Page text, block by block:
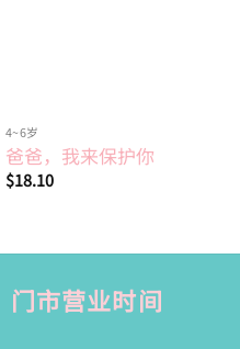
4~6岁
爸爸，我来保护你
$18.10
门市营业时间